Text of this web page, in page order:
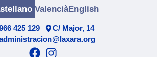
425 129
C/ Major, 14
ValenciàEnglish